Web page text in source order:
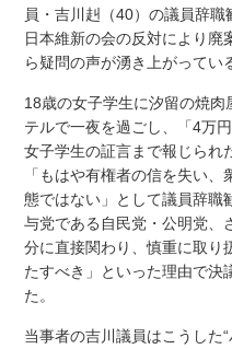
員・吉川赳（40）の議員辞職
日本維新の会の反対により廃
ら疑問の声が湧き上がってい
18歳の女子学生に汐留の焼
テルで一夜を過ごし、「4万
女子学生の証言まで報じられ
「もはや有権者の信を失い
態ではない」として議員辞職
与党である自民党・公明党、
分に直接関わり、慎重に取り
たすべき」といった理由で決
た。
当事者の吉川議員はこうした